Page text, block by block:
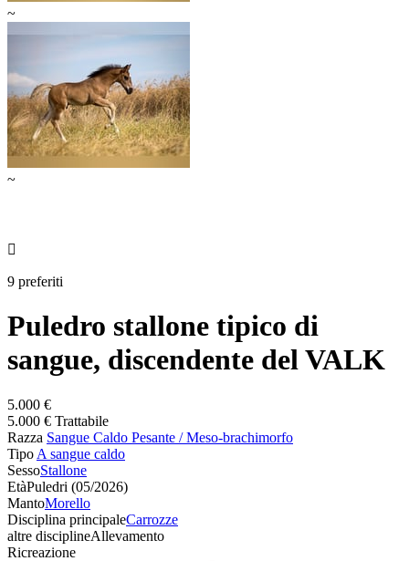
~
~

9 preferiti
Puledro stallone tipico di
sangue, discendente del VALK
5.000 €
5.000 € Trattabile
Razza Sangue Caldo Pesante / Meso-brachimorfo
Tipo A sangue caldo
SessoStallone
EtàPuledri (05/2026)
MantoMorello
Disciplina principaleCarrozze
altre disciplineAllevamento
Ricreazione